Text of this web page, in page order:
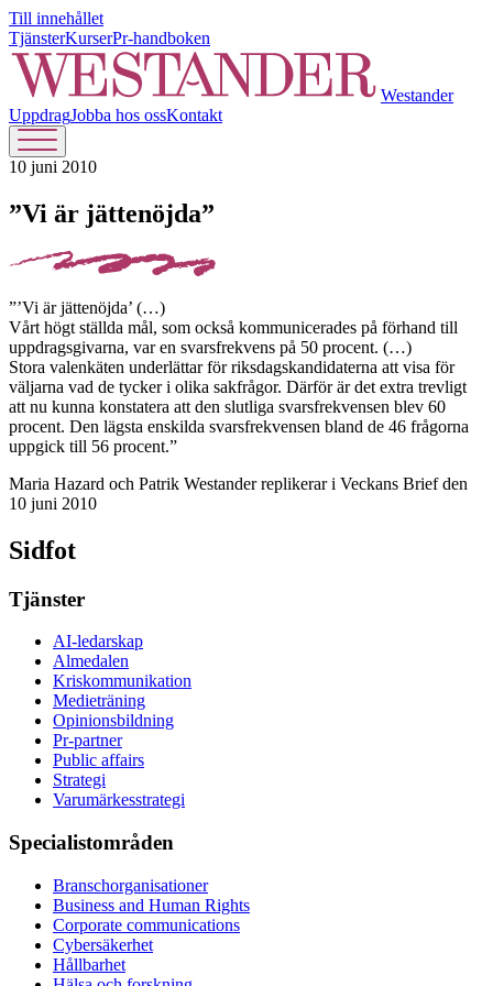
Till innehållet
TjänsterKurserPr-handboken
Westander
UppdragJobba hos ossKontakt
10 juni 2010
”Vi är jättenöjda”
”’Vi är jättenöjda’ (…)
Vårt högt ställda mål, som också kommunicerades på förhand till
uppdragsgivarna, var en svarsfrekvens på 50 procent. (…)
Stora valenkäten underlättar för riksdagskandidaterna att visa för
väljarna vad de tycker i olika sakfrågor. Därför är det extra trevligt
att nu kunna konstatera att den slutliga svarsfrekvensen blev 60
procent. Den lägsta enskilda svarsfrekvensen bland de 46 frågorna
uppgick till 56 procent.”
Maria Hazard och Patrik Westander replikerar i Veckans Brief den
10 juni 2010
Sidfot
Tjänster
AI-ledarskap
Almedalen
Kris­kommunikation
Medieträning
Opinionsbildning
Pr-partner
Public affairs
Strategi
Varumärkesstrategi
Specialistområden
Branschorganisationer
Business and Human Rights
Corporate communications
Cybersäkerhet
Hållbarhet